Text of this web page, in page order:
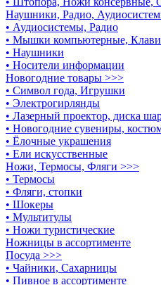
Наушники, Радио,
• Аудиосистемы, Радио
• Мышки компьютерные,
• Наушники
• Носители информации
Новогодние товары >>>
• Символ года, Игрушки
• Электрогирлянды
• Лазерный проектор, диска
• Новогодние сувениры,
• Ёлочные украшения
• Ели искусственные
Ножи, Термосы, Фляги >>>
• Термосы
• Фляги, стопки
• Шокеры
• Мультитулы
• Ножи туристические
Ножницы в ассортименте
Посуда >>>
• Чайники, Сахарницы
• Пивное в ассортименте